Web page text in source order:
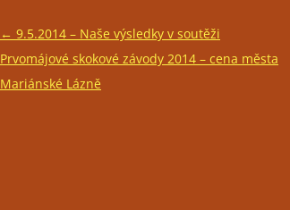
Navigace
pro
příspěvky
← 9.5.2014 – Naše výsledky v soutěži
Prvomájové skokové závody 2014 – cena města
Mariánské Lázně